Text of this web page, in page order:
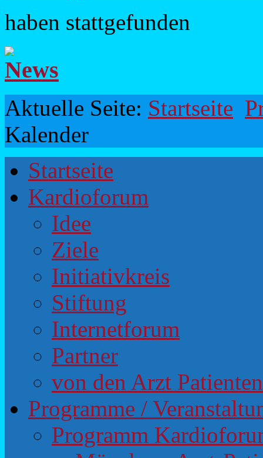
haben stattgefunden
Aktuelle Seite: Startseite
Kalender
Startseite
Kardioforum
Idee
Ziele
Initiativkreis
Stiftung
Internetforum
Partner
von den Arzt
Programme /
Programm